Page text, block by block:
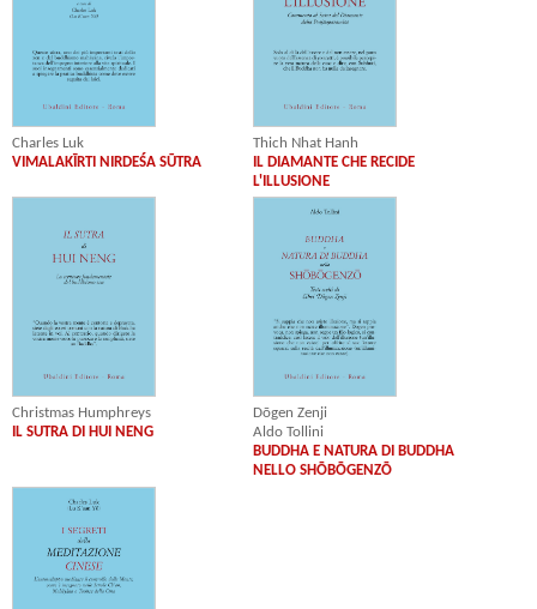
Charles Luk
VIMALAKĪRTI NIRDEŚA SŪTRA
Thich Nhat Hanh
IL DIAMANTE CHE RECIDE
L'ILLUSIONE
Christmas Humphreys
IL SUTRA DI HUI NENG
Dōgen Zenji
Aldo Tollini
BUDDHA E NATURA DI BUDDHA
NELLO SHŌBŌGENZŌ